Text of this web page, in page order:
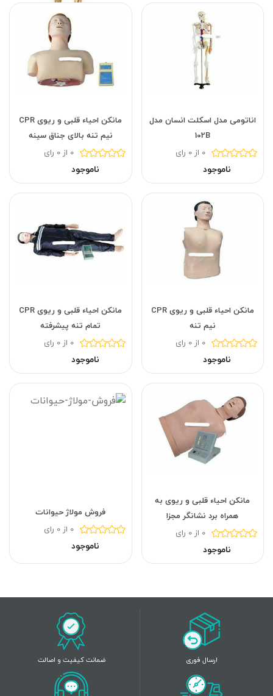
اناتومی مدل اسکلت انسان مدل
102B
0 از 0 رای
ناموجود
مانکن احیاء قلبی و ریوی CPR
نیم تنه بالای جناق سینه
0 از 0 رای
ناموجود
مانکن احیاء قلبی و ریوی CPR
نیم تنه
0 از 0 رای
ناموجود
مانکن احیاء قلبی و ریوی CPR
تمام تنه پیشرفته
0 از 0 رای
ناموجود
مانکن احیاء قلبی و ریوی به
همراه برد نشانگر مجزا
0 از 0 رای
ناموجود
فروش مولاژ حیوانات
0 از 0 رای
ناموجود
ارسال فوری ضمانت کیفیت و اصالت